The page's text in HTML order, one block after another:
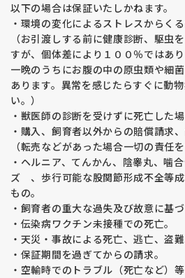
以下の場合は保証いたしかねます。
・環境の変化によるストレスからく
（お引渡しする前に健康診断、駆虫
すが、個体差により１００％ではあ
一晩のうちにお腹の中の原虫類や細
あります。異常を感じたらすぐに動
い。）
・獣医師の診断を受けずに死亡した場
・購入、飼育者以外からの賠償請求
（転売などがあった場合一切の責任
・ヘルニア、てんかん、陰睾丸、噛
ズ 、歩行可能な股関節形成不全等
もの。
・飼育者の重大な過失及び故意に基づ
・伝染病ワクチン未接種での死亡。
・天災・事故による死亡、逃亡、盗難
・保証期間を過ぎてからの請求。
・空輸時でのトラブル（死亡など）等